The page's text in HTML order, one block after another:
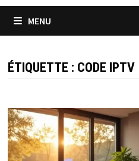
MENU
ÉTIQUETTE : CODE IPTV